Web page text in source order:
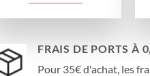
FRAIS DE PORTS À
Pour 35€ d'achat, les